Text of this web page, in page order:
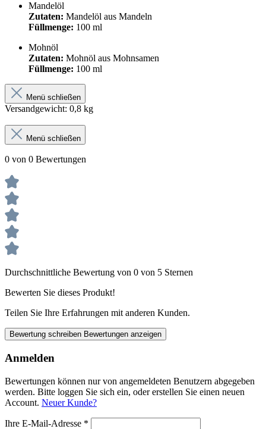
Mandelöl
Zutaten: Mandelöl aus Mandeln
Füllmenge: 100 ml
Mohnöl
Zutaten: Mohnöl aus Mohnsamen
Füllmenge: 100 ml
Menü schließen
Versandgewicht: 0,8 kg
Menü schließen
0 von 0 Bewertungen
Durchschnittliche Bewertung von 0 von 5 Sternen
Bewerten Sie dieses Produkt!
Teilen Sie Ihre Erfahrungen mit anderen Kunden.
Bewertung schreiben Bewertungen anzeigen
Anmelden
Bewertungen können nur von angemeldeten Benutzern abgegeben
werden. Bitte loggen Sie sich ein, oder erstellen Sie einen neuen
Account. Neuer Kunde?
Ihre E-Mail-Adresse *